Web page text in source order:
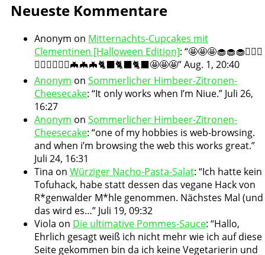
Neueste Kommentare
Anonym on Mitternachts-Cupcakes mit
Clementinen [Halloween Edition]: “🤩🤩🤩🧁🧁🧁🧛🏻‍♀️
🧛🏻‍♀️🧛🏻‍♀️🦇🦇🦇🐈‍⬛🐈‍⬛🐈‍⬛🤩🤩🤩”Aug. 1, 20:40
Anonym on Sommerlicher Himbeer-Zitronen-
Cheesecake: “It only works when I’m Niue.” Juli 26,
16:27
Anonym on Sommerlicher Himbeer-Zitronen-
Cheesecake: “one of my hobbies is web-browsing.
and when i’m browsing the web this works great.”
Juli 24, 16:31
Tina on Würziger Nacho-Pasta-Salat: “Ich hatte kein
Tofuhack, habe statt dessen das vegane Hack von
R*genwalder M*hle genommen. Nächstes Mal (und
das wird es…” Juli 19, 09:32
Viola on Die ultimative Pommes-Sauce: “Hallo,
Ehrlich gesagt weiß ich nicht mehr wie ich auf diese
Seite gekommen bin da ich keine Vegetarierin und